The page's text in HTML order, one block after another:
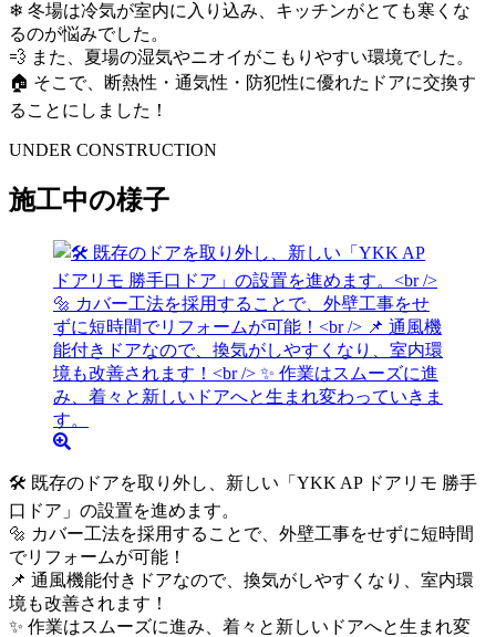
❄ 冬場は冷気が室内に入り込み、キッチンがとても寒くな
るのが悩みでした。
💨 また、夏場の湿気やニオイがこもりやすい環境でした。
🏠 そこで、断熱性・通気性・防犯性に優れたドアに交換す
ることにしました！
UNDER CONSTRUCTION
施工中の様子
🛠 既存のドアを取り外し、新しい「YKK AP ドアリモ 勝手
口ドア」の設置を進めます。
🔩 カバー工法を採用することで、外壁工事をせずに短時間
でリフォームが可能！
📌 通風機能付きドアなので、換気がしやすくなり、室内環
境も改善されます！
✨ 作業はスムーズに進み、着々と新しいドアへと生まれ変